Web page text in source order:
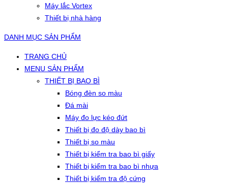
Máy lắc Vortex
Thiết bị nhà hàng
DANH MỤC SẢN PHẨM
TRANG CHỦ
MENU SẢN PHẨM
THIẾT BỊ BAO BÌ
Bóng đèn so màu
Đá mài
Máy đo lực kéo đứt
Thiết bị đo độ dày bao bì
Thiết bị so màu
Thiết bị kiểm tra bao bì giấy
Thiết bị kiểm tra bao bì nhựa
Thiết bị kiểm tra độ cứng